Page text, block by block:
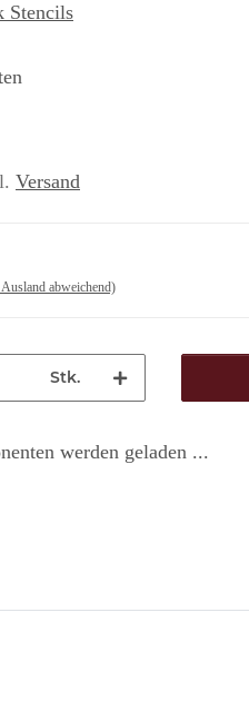
Stencils
Versand
abweichend)
Stk.
werden geladen ...